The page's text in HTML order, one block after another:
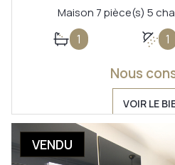
1 1
Nous
VOIR LE
VENDU